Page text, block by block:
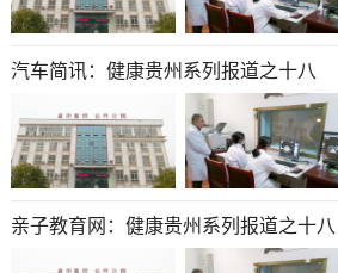
汽车简讯：健康贵州系列报道之十八
亲子教育网：健康贵州系列报道之十八